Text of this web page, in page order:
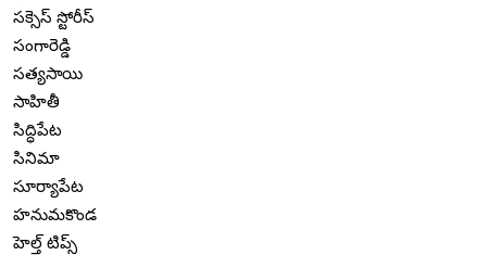
సక్సెస్ స్టోరీస్
సంగారెడ్డి
సత్యసాయి
సాహితీ
సిద్ధిపేట
సినిమా
సూర్యాపేట
హనుమకొండ
హెల్త్ టిప్స్